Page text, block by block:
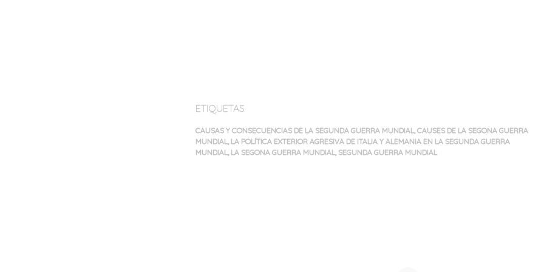
ETIQUETAS
CAUSAS Y CONSECUENCIAS DE LA SEGUNDA GUERRA MUNDIAL, CAUSES DE LA SEGONA GUERRA
MUNDIAL, LA POLÍTICA EXTERIOR AGRESIVA DE ITALIA Y ALEMANIA EN LA SEGUNDA GUERRA
MUNDIAL, LA SEGONA GUERRA MUNDIAL, SEGUNDA GUERRA MUNDIAL